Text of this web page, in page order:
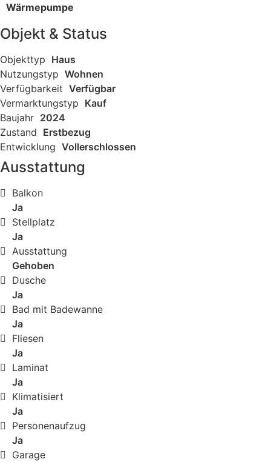
Wärmepumpe
Objekt & Status
Objekttyp Haus
Nutzungstyp Wohnen
Verfügbarkeit Verfügbar
Vermarktungstyp Kauf
Baujahr 2024
Zustand Erstbezug
Entwicklung Vollerschlossen
Ausstattung
Balkon
Ja
Stellplatz
Ja
Ausstattung
Gehoben
Dusche
Ja
Bad mit Badewanne
Ja
Fliesen
Ja
Laminat
Ja
Klimatisiert
Ja
Personenaufzug
Ja
Garage